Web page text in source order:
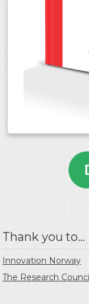
Thank you to...
Innovation Norway
The Research